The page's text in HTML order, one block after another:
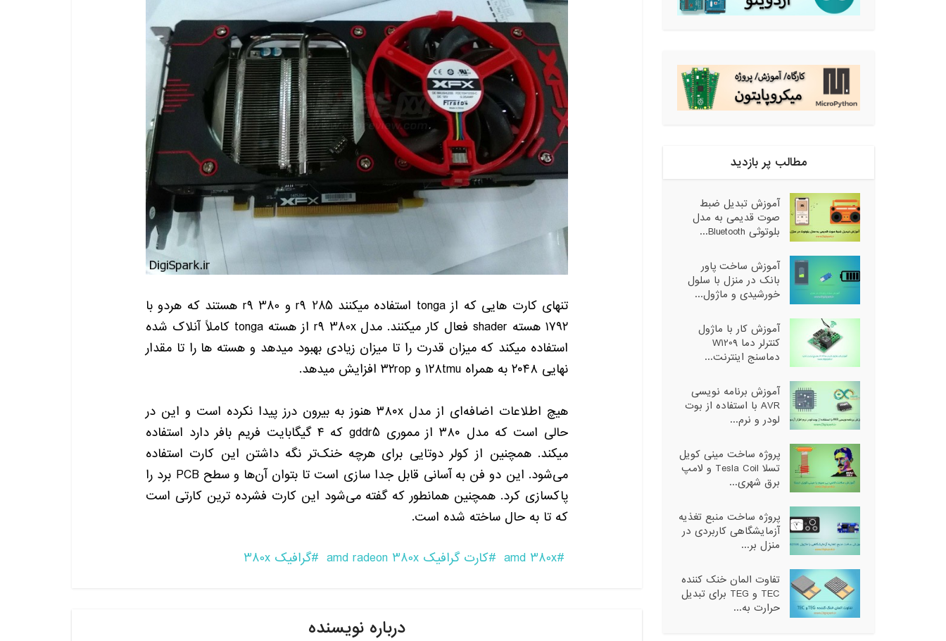
تنهای کارت هایی که ازtonga استفاده میکنندr9 285 و r9 380 هستند که هردو با
۱۷۹۲ هسته shader فعال کار میکنند. مدلr9 380x از هستهtonga کاملاً آنلاک شده
استفاده میکند که میزان قدرت را تا میزان زیادی بهبود میدهد و هسته ها را تا مقدار
نهایی ۲۰۴۸ به همراه ۱۲۸tmu و ۳۲rop افزایش میدهد.
هیچ اطلاعات اضافه‌ای از مدل ۳۸۰x هنوز به بیرون درز پیدا نکرده است و این در
حالی است که مدل ۳۸۰ از مموری gddr5 که ۴ گیگابایت فریم بافر دارد استفاده
میکند.همچنین از کولر دوتایی برای هرچه خنک‌تر نگه داشتن این کارت استفاده
می‌شود. این دو فن به آسانی قابل جدا سازی است تا بتوان آن‌ها و سطحPCB برد را
پاکسازی کرد. همچنین همانطور که گفته می‌شود این کارت فشرده ترین کارتی است
که تا به حال ساخته شده است.
amd 380x کارت گرافیک amd radeon 380x گرافیک 380x
درباره نویسنده
مطالب پر بازدید
آموزش تبدیل ضبط
صوت قدیمی به مدل
بلوتوثی Bluetooth...
آموزش ساخت پاور
بانک در منزل با سلول
خورشیدی و ماژول...
آموزش کار با ماژول
کنترلر دما W1209
دماسنج اینترنت...
آموزش برنامه نویسی
AVR با استفاده از بوت
لودر و نرم...
پروژه ساخت مینی کویل
تسلا Tesla Coil و لامپ
برق شهری...
پروژه ساخت منبع تغذیه
آزمایشگاهی کاربردی در
منزل بر...
تفاوت المان خنک کننده
TEC و TEG برای تبدیل
حرارت به...